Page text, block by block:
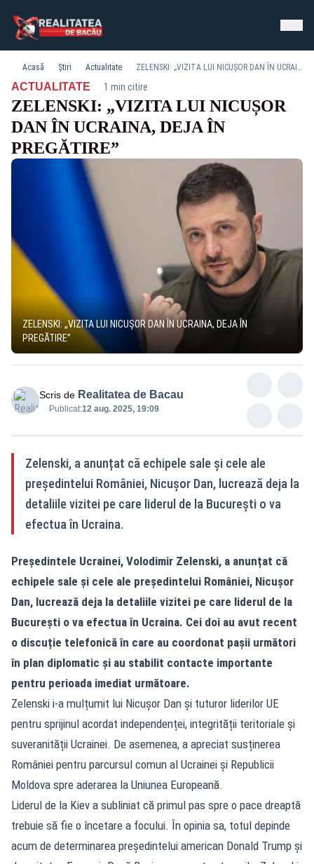
Acasă Știri Actualitate ZELENSKI: „VIZITA LUI NICUȘOR DAN ÎN UCRAINA, DEJA ÎN PREGĂTIRE”
ACTUALITATE· 1 min citire
ZELENSKI: „VIZITA LUI NICUȘOR
DAN ÎN UCRAINA, DEJA ÎN
PREGĂTIRE”
ZELENSKI: „VIZITA LUI NICUȘOR DAN ÎN UCRAINA, DEJA ÎN
PREGĂTIRE”
Scris de Realitatea de Bacau
Publicat:12 aug. 2025, 19:09
Zelenski, a anunțat că echipele sale și cele ale
președintelui României, Nicușor Dan, lucrează deja la
detaliile vizitei pe care liderul de la București o va
efectua în Ucraina.
Președintele Ucrainei, Volodimir Zelenski, a anunțat că
echipele sale și cele ale președintelui României, Nicușor
Dan, lucrează deja la detaliile vizitei pe care liderul de la
București o va efectua în Ucraina. Cei doi au avut recent
o discuție telefonică în care au coordonat pașii următori
în plan diplomatic și au stabilit contacte importante
pentru perioada imediat următoare.
Zelenski i-a mulțumit lui Nicușor Dan și tuturor liderilor UE
pentru sprijinul acordat independenței, integrității teritoriale și
suveranității Ucrainei. De asemenea, a apreciat susținerea
României pentru parcursul comun al Ucrainei și Republicii
Moldova spre aderarea la Uniunea Europeană.
Liderul de la Kiev a subliniat că primul pas spre o pace dreaptă
trebuie să fie o încetare a focului. În opinia sa, totul depinde
acum de determinarea președintelui american Donald Trump și